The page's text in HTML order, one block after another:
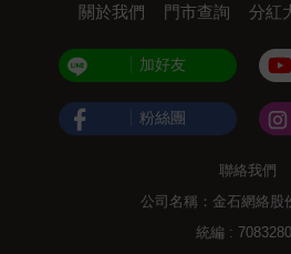
關於我們 門市查詢 分紅
加好友
粉絲團
聯絡我們
公司名稱：金石網絡股
統編 :